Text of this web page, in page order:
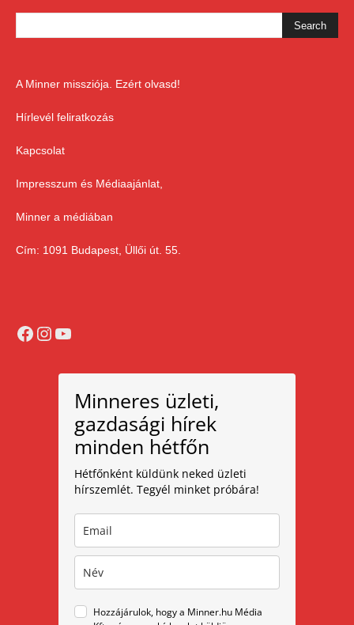
A Minner missziója. Ezért olvasd!
Hírlevél feliratkozás
Kapcsolat
Impresszum és Médiaajánlat,
Minner a médiában
Cím: 1091 Budapest, Üllői út. 55.
Facebook
Instagram
YouTube
Minneres üzleti,
gazdasági hírek
minden hétfőn
Hétfőnként küldünk neked üzleti
hírszemlét. Tegyél minket próbára!
Hozzájárulok, hogy a Minner.hu Média